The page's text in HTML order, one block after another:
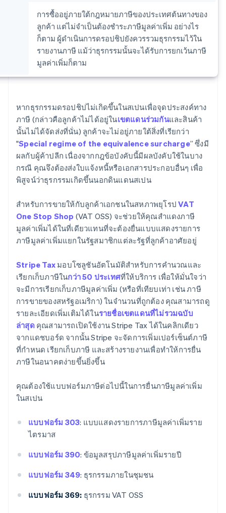
การซื้ออยู่ภายใต้กฎหมายภาษีของประเทศต้นทางของ
ลูกค้า แต่ไม่จําเป็นต้องชําระภาษีมูลค่าเพิ่ม อย่างไร
ก็ตาม ผู้ดำเนินการดรอปชิปยังควรรวมธุรกรรมไว้ใน
รายงานภาษี แม้ว่าธุรกรรมนั้นจะได้รับการยกเว้นภาษี
มูลค่าเพิ่มก็ตาม
หากธุรกรรมดรอปชิปไม่เกิดขึ้นในสเปนเพื่อจุดประสงค์ทาง
ภาษี (กล่าวคือลูกค้าไม่ได้อยู่ในเขตแดนร่วมกันและสินค้า
นั้นไม่ได้จัดส่งที่นั่น) ลูกค้าจะไม่อยู่ภายใต้สิ่งที่เรียกว่า
"Special regime of the equivalence surcharge” ซึ่งมี
ผลกับผู้ค้าปลีก เนื่องจากกฎข้อบังคับนี้มีผลบังคับใช้ในบาง
กรณี คุณจึงต้องส่งใบแจ้งหนี้หรือเอกสารประกอบอื่นๆ เพื่อ
พิสูจน์ว่าธุรกรรมเกิดขึ้นนอกดินแดนสเปน
สําหรับการขายให้กับลูกค้าเอกชนในสหภาพยุโรปVAT
One Stop Shop (VAT OSS) จะช่วยให้คุณสำแดงภาษี
มูลค่าเพิ่มได้ในที่เดียวแทนที่จะต้องยื่นแบบแสดงรายการ
ภาษีมูลค่าเพิ่มแยกในรัฐสมาชิกแต่ละรัฐที่ลูกค้าอาศัยอยู่
Stripe Tax มอบโซลูชันอัตโนมัติสําหรับการคํานวณและ
เรียกเก็บภาษีในกว่า 50 ประเทศที่ให้บริการ เพื่อให้มั่นใจว่า
จะมีการเรียกเก็บภาษีมูลค่าเพิ่ม (หรือที่เทียบเท่า เช่น ภาษี
การขายของสหรัฐอเมริกา) ในจํานวนที่ถูกต้อง คุณสามารถดู
รายละเอียดเพิ่มเติมได้ในรายชื่อเขตแดนที่ไม่รวมฉบับ
ล่าสุดคุณสามารถเปิดใช้งาน Stripe Tax ได้ในคลิกเดียว
จากแดชบอร์ด จากนั้น Stripe จะจัดการเพิ่มเปอร์เซ็นต์ภาษี
ที่กําหนด เรียกเก็บภาษี และสร้างรายงานเพื่อทําให้การยื่น
ภาษีในอนาคตง่ายขึ้นยิ่งขึ้น
คุณต้องใช้แบบฟอร์มภาษีต่อไปนี้ในการยื่นภาษีมูลค่าเพิ่ม
ในสเปน
แบบฟอร์ม 303: แบบแสดงรายการภาษีมูลค่าเพิ่มราย
ไตรมาส
แบบฟอร์ม 390: ข้อมูลสรุปภาษีมูลค่าเพิ่มรายปี
แบบฟอร์ม 349: ธุรกรรมภายในชุมชน
แบบฟอร์ม 369: ธุรกรรม VAT OSS